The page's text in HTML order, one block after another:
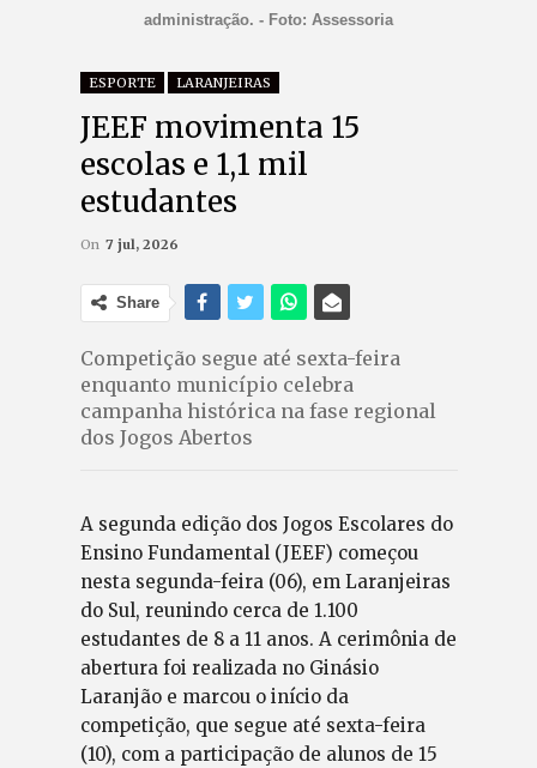
administração. - Foto: Assessoria
ESPORTE LARANJEIRAS
JEEF movimenta 15
escolas e 1,1 mil
estudantes
On 7 jul, 2026
Share
Competição segue até sexta-feira
enquanto município celebra
campanha histórica na fase regional
dos Jogos Abertos
A segunda edição dos Jogos Escolares do
Ensino Fundamental (JEEF) começou
nesta segunda-feira (06), em Laranjeiras
do Sul, reunindo cerca de 1.100
estudantes de 8 a 11 anos. A cerimônia de
abertura foi realizada no Ginásio
Laranjão e marcou o início da
competição, que segue até sexta-feira
(10), com a participação de alunos de 15